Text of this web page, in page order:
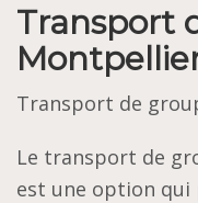
Transport
Transport de
Le transport de
est une option